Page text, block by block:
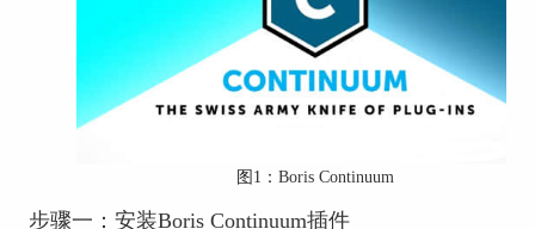
图1： Boris Continuum
步骤一：安装Boris Continuum插件